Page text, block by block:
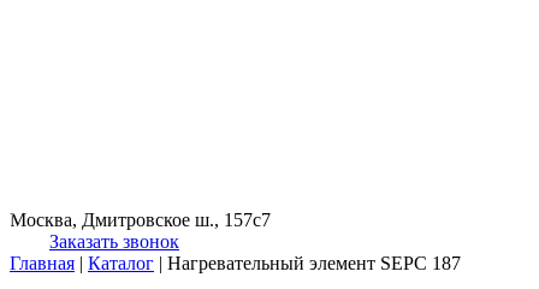
Москва, Дмитровское ш., 157с7
Заказать звонок
Главная | Каталог | Нагревательный элемент SEPC 187